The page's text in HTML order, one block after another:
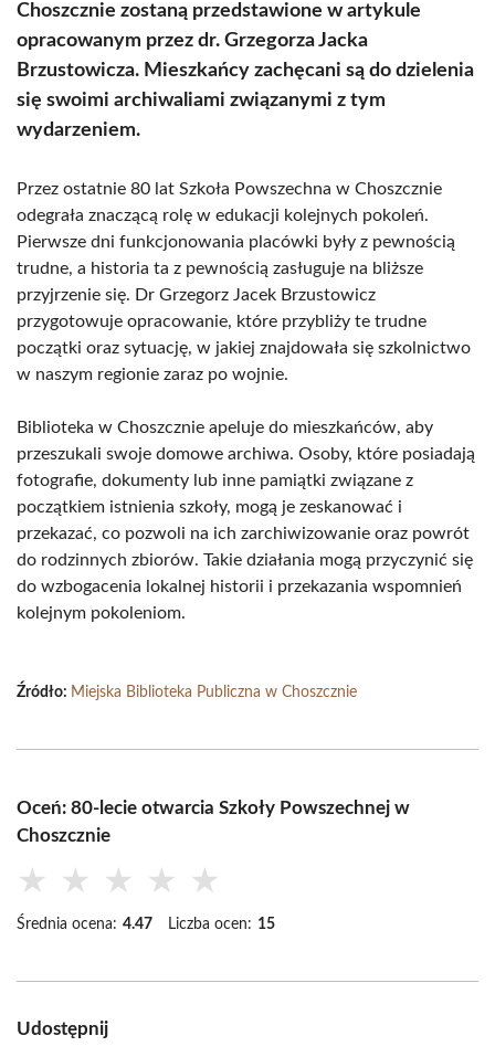
Choszcznie zostaną przedstawione w artykule
opracowanym przez dr. Grzegorza Jacka
Brzustowicza. Mieszkańcy zachęcani są do dzielenia
się swoimi archiwaliami związanymi z tym
wydarzeniem.
Przez ostatnie 80 lat Szkoła Powszechna w Choszcznie
odegrała znaczącą rolę w edukacji kolejnych pokoleń.
Pierwsze dni funkcjonowania placówki były z pewnością
trudne, a historia ta z pewnością zasługuje na bliższe
przyjrzenie się. Dr Grzegorz Jacek Brzustowicz
przygotowuje opracowanie, które przybliży te trudne
początki oraz sytuację, w jakiej znajdowała się szkolnictwo
w naszym regionie zaraz po wojnie.
Biblioteka w Choszcznie apeluje do mieszkańców, aby
przeszukali swoje domowe archiwa. Osoby, które posiadają
fotografie, dokumenty lub inne pamiątki związane z
początkiem istnienia szkoły, mogą je zeskanować i
przekazać, co pozwoli na ich zarchiwizowanie oraz powrót
do rodzinnych zbiorów. Takie działania mogą przyczynić się
do wzbogacenia lokalnej historii i przekazania wspomnień
kolejnym pokoleniom.
Źródło: Miejska Biblioteka Publiczna w Choszcznie
Oceń: 80-lecie otwarcia Szkoły Powszechnej w
Choszcznie
★ ★ ★ ★ ★
Średnia ocena: 4.47 Liczba ocen: 15
Udostępnij